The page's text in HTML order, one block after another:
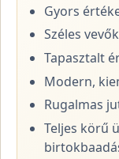
Gyors
Széles
Tapasztalt
Modern,
Rugalmas
Teljes körű